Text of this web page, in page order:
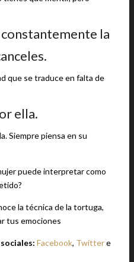
la
que se traduce en falta de
ella.
Siempre piensa en su
puede interpretar como
la técnica de la tortuga,
tus emociones
Facebook, Twittere